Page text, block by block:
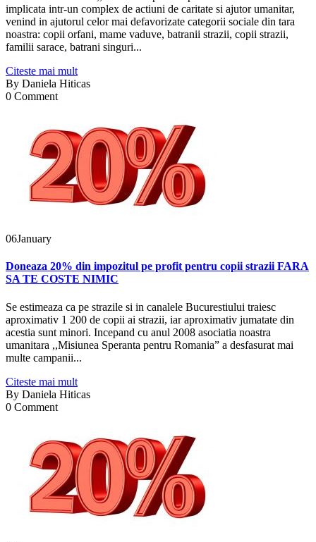
implicata intr-un complex de actiuni de caritate si ajutor umanitar,
venind in ajutorul celor mai defavorizate categorii sociale din tara
noastra: copii orfani, mame vaduve, batranii strazii, copii strazii,
familii sarace, batrani singuri...
Citeste mai mult
By Daniela Hiticas
0 Comment
06January
Doneaza 20% din impozitul pe profit pentru copii strazii FARA
SA TE COSTE NIMIC
Se estimeaza ca pe strazile si in canalele Bucurestiului traiesc
aproximativ 1 200 de copii ai strazii, iar aproximativ jumatate din
acestia sunt minori. Incepand cu anul 2008 asociatia noastra
umanitara ,,Misiunea Speranta pentru Romania” a desfasurat mai
multe campanii...
Citeste mai mult
By Daniela Hiticas
0 Comment